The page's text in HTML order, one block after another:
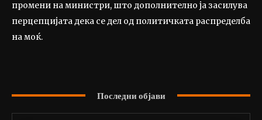
промени на министри, што дополнително ја засилува
перцепцијата дека се дел од политичката распределба
на моќ.
Последни објави